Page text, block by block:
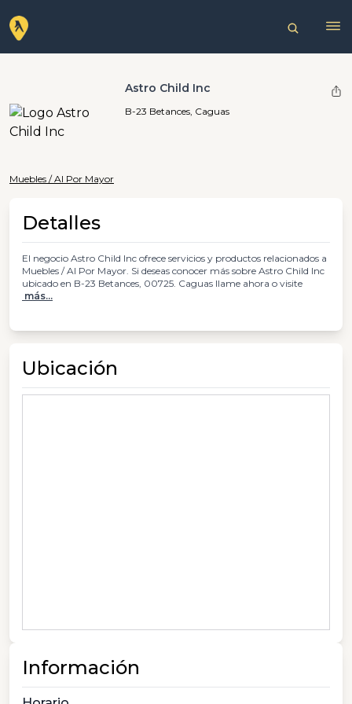
Astro Child Inc
B-23 Betances, Caguas
Muebles / Al Por Mayor
Detalles
El negocio Astro Child Inc ofrece servicios y productos relacionados a
Muebles / Al Por Mayor. Si deseas conocer más sobre Astro Child Inc
ubicado en B-23 Betances, 00725. Caguas llame ahora o visite
más...
Ubicación
Información